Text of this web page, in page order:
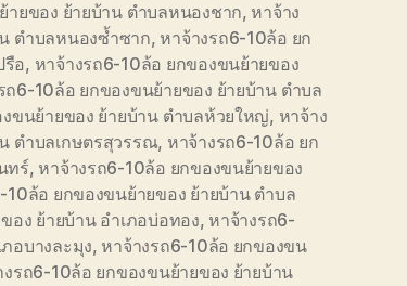
ยของ ย้ายบ้าน ตำบลหนองชาก, หาจ้าง
ตำบลหนองซ้ำซาก, หาจ้างรถ6-10ล้อ ยก
อ, หาจ้างรถ6-10ล้อ ยกของขนย้ายของ
ถ6-10ล้อ ยกของขนย้ายของ ย้ายบ้าน ตำบล
ขนย้ายของ ย้ายบ้าน ตำบลห้วยใหญ่, หาจ้าง
ตำบลเกษตรสุวรรณ, หาจ้างรถ6-10ล้อ ยก
ทร์, หาจ้างรถ6-10ล้อ ยกของขนย้ายของ
10ล้อ ยกของขนย้ายของ ย้ายบ้าน ตำบล
อง ย้ายบ้าน อำเภอบ่อทอง, หาจ้างรถ6-
อบางละมุง, หาจ้างรถ6-10ล้อ ยกของขน
งรถ6-10ล้อ ยกของขนย้ายของ ย้ายบ้าน